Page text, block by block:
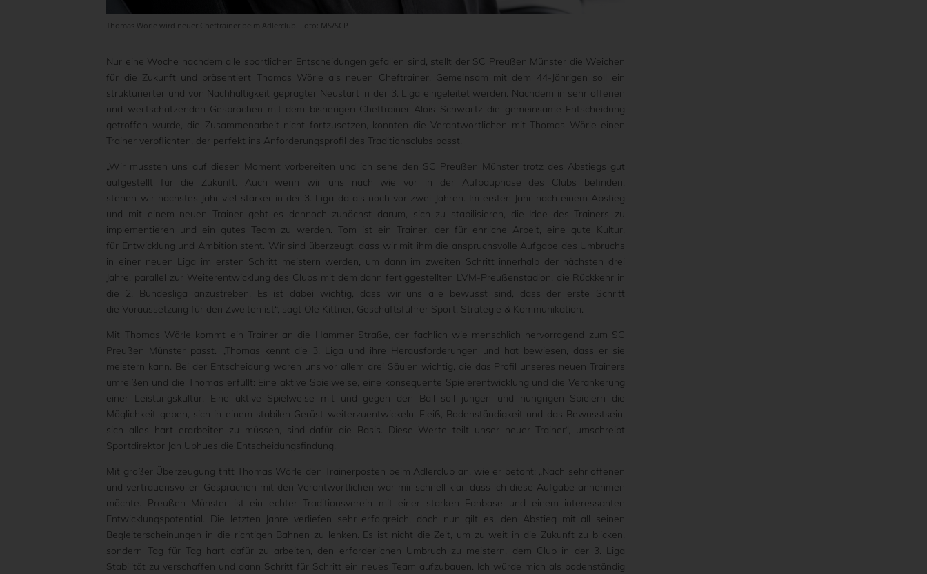
Thomas Wörle wird neuer Cheftrainer beim Adlerclub. Foto: MS/SCP
Nur eine Woche nachdem alle sportlichen Entscheidungen gefallen sind, stellt der SC Preußen Münster die Weichen
für die Zukunft und präsentiert Thomas Wörle als neuen Cheftrainer. Gemeinsam mit dem 44-Jährigen soll ein
strukturierter und von Nachhaltigkeit geprägter Neustart in der 3. Liga eingeleitet werden. Nachdem in sehr offenen
und wertschätzenden Gesprächen mit dem bisherigen Cheftrainer Alois Schwartz die gemeinsame Entscheidung
getroffen wurde, die Zusammenarbeit nicht fortzusetzen, konnten die Verantwortlichen mit Thomas Wörle einen
Trainer verpflichten, der perfekt ins Anforderungsprofil des Traditionsclubs passt.
„Wir mussten uns auf diesen Moment vorbereiten und ich sehe den SC Preußen Münster trotz des Abstiegs gut
aufgestellt für die Zukunft. Auch wenn wir uns nach wie vor in der Aufbauphase des Clubs befinden,
stehen wir nächstes Jahr viel stärker in der 3. Liga da als noch vor zwei Jahren. Im ersten Jahr nach einem Abstieg
und mit einem neuen Trainer geht es dennoch zunächst darum, sich zu stabilisieren, die Idee des Trainers zu
implementieren und ein gutes Team zu werden. Tom ist ein Trainer, der für ehrliche Arbeit, eine gute Kultur,
für Entwicklung und Ambition steht. Wir sind überzeugt, dass wir mit ihm die anspruchsvolle Aufgabe des Umbruchs
in einer neuen Liga im ersten Schritt meistern werden, um dann im zweiten Schritt innerhalb der nächsten drei
Jahre, parallel zur Weiterentwicklung des Clubs mit dem dann fertiggestellten LVM-Preußenstadion, die Rückkehr in
die 2. Bundesliga anzustreben. Es ist dabei wichtig, dass wir uns alle bewusst sind, dass der erste Schritt
die Voraussetzung für den Zweiten ist“, sagt Ole Kittner, Geschäftsführer Sport, Strategie & Kommunikation.
Mit Thomas Wörle kommt ein Trainer an die Hammer Straße, der fachlich wie menschlich hervorragend zum SC
Preußen Münster passt. „Thomas kennt die 3. Liga und ihre Herausforderungen und hat bewiesen, dass er sie
meistern kann. Bei der Entscheidung waren uns vor allem drei Säulen wichtig, die das Profil unseres neuen Trainers
umreißen und die Thomas erfüllt: Eine aktive Spielweise, eine konsequente Spielerentwicklung und die Verankerung
einer Leistungskultur. Eine aktive Spielweise mit und gegen den Ball soll jungen und hungrigen Spielern die
Möglichkeit geben, sich in einem stabilen Gerüst weiterzuentwickeln. Fleiß, Bodenständigkeit und das Bewusstsein,
sich alles hart erarbeiten zu müssen, sind dafür die Basis. Diese Werte teilt unser neuer Trainer“, umschreibt
Sportdirektor Jan Uphues die Entscheidungsfindung.
Mit großer Überzeugung tritt Thomas Wörle den Trainerposten beim Adlerclub an, wie er betont: „Nach sehr offenen
und vertrauensvollen Gesprächen mit den Verantwortlichen war mir schnell klar, dass ich diese Aufgabe annehmen
möchte. Preußen Münster ist ein echter Traditionsverein mit einer starken Fanbase und einem interessanten
Entwicklungspotential. Die letzten Jahre verliefen sehr erfolgreich, doch nun gilt es, den Abstieg mit all seinen
Begleiterscheinungen in die richtigen Bahnen zu lenken. Es ist nicht die Zeit, um zu weit in die Zukunft zu blicken,
sondern Tag für Tag hart dafür zu arbeiten, den erforderlichen Umbruch zu meistern, dem Club in der 3. Liga
Stabilität zu verschaffen und dann Schritt für Schritt ein neues Team aufzubauen. Ich würde mich als bodenständig